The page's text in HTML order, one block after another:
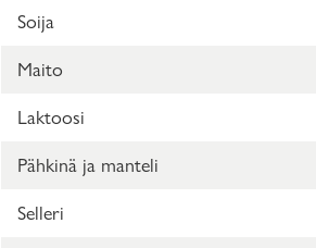
Soija
Maito
Laktoosi
Pähkinä ja manteli
Selleri